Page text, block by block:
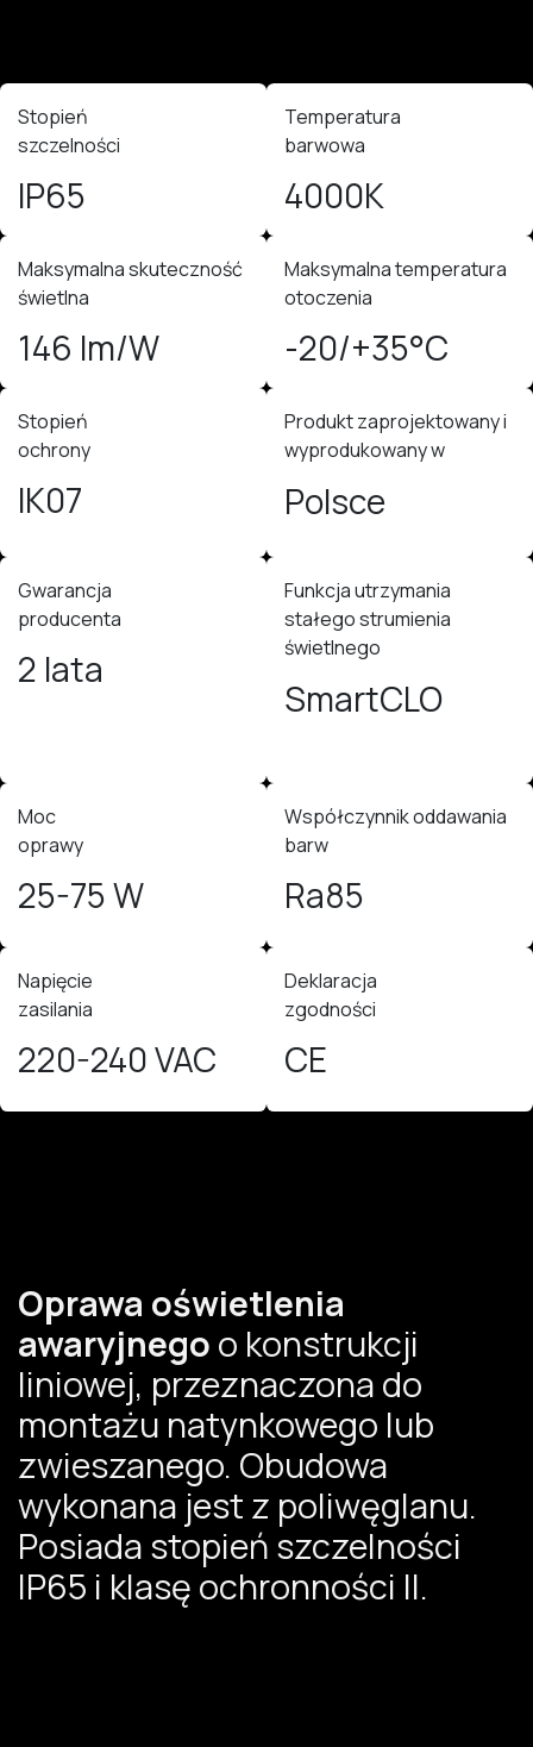
Stopień
szczelności
IP65
Temperatura
barwowa
4000K
Maksymalna skuteczność
świetlna
146 lm/W
Maksymalna temperatura
otoczenia
-20/+35°C
Stopień
ochrony
IK07
Produkt zaprojektowany i
wyprodukowany w
Polsce
Gwarancja
producenta
2 lata
Funkcja utrzymania
stałego strumienia
świetlnego
SmartCLO
Moc
oprawy
25-75 W
Współczynnik oddawania
barw
Ra85
Napięcie
zasilania
220-240 VAC
Deklaracja
zgodności
CE
Oprawa oświetlenia
awaryjnego o konstrukcji
liniowej, przeznaczona do
montażu natynkowego lub
zwieszanego. Obudowa
wykonana jest z poliwęglanu.
Posiada stopień szczelności
IP65 i klasę ochronności II. ​